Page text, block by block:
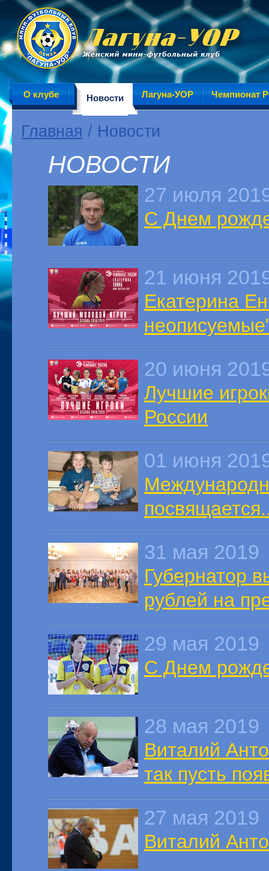
О клубе Новости Лагуна-УОР Чемпионат
Главная / Новости
НОВОСТИ
27 июля
С Днем
21 июня
Екатерина
20 июня
Лучшие
России
01 июня
31 мая 2019
Губернатор
рублей на
29 мая 2019
С Днем
28 мая 2019
Виталий
так пусть
27 мая 2019
Виталий